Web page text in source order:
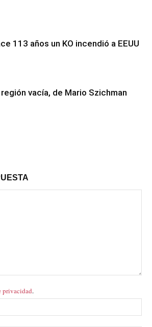
113 años un KO incendió a EEUU
región vacía, de Mario Szichman
privacidad.